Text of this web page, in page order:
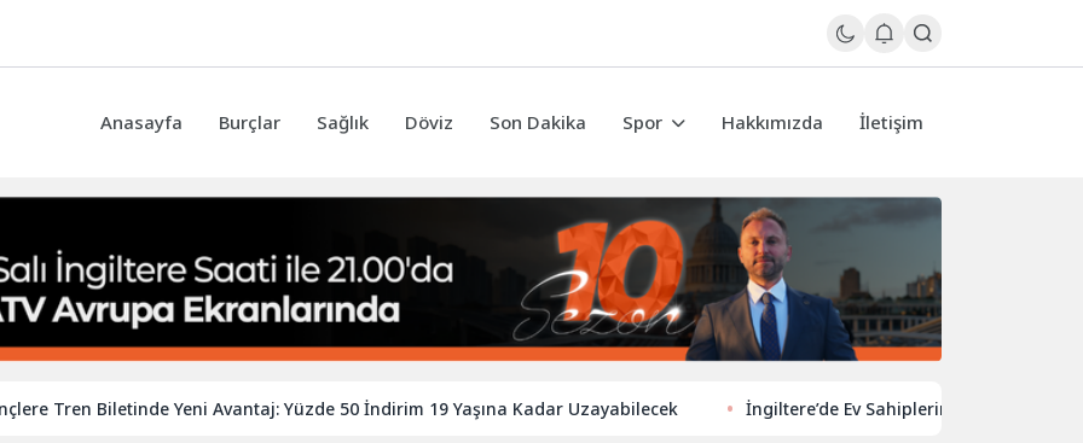
Anasayfa Burçlar Sağlık Döviz Son Dakika Spor Hakkımızda İletişim
Tren Biletinde Yeni Avantaj: Yüzde 50 İndirim 19 Yaşına Kadar Uzayabilecek İngiltere’de Ev Sahiplerinden Yeni Yönelim: